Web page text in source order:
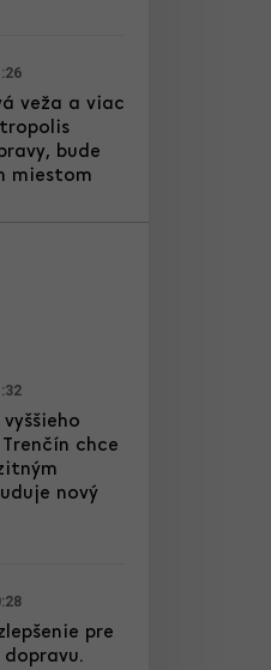
veža a viac
bude
miestom
chce
nový
pre
dopravu.